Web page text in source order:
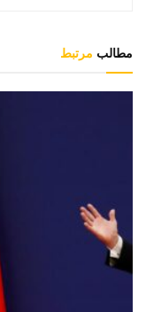
مطالب مرتبط